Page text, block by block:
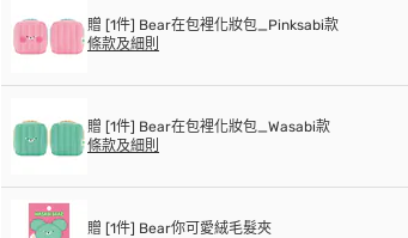
贈 [1件] Bear在包裡化妝包_Pinksabi款
條款及細則
贈 [1件] Bear在包裡化妝包_Wasabi款
條款及細則
贈 [1件] Bear你可愛絨毛髮夾